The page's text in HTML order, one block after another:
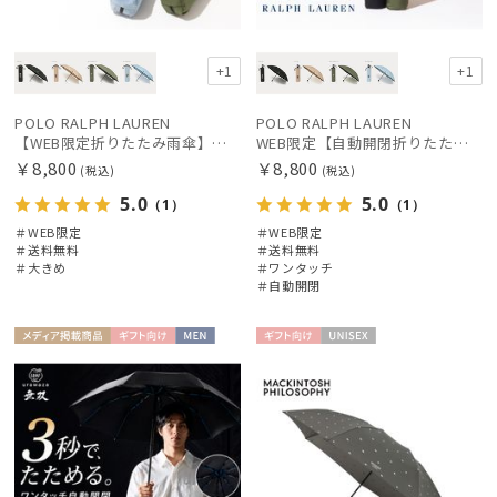
+1
POLO RALPH LAUREN
【WEB限定折りたたみ雨傘】ポロ ラルフ ローレン（POLO RALPH LAUREN）FLAG ベア 簡単開閉
￥8,800 (税込)
5.0 （1）
＃WEB限定
＃送料無料
＃大きめ
+1
POLO RALPH LAUREN
WEB限定【自動開閉折りたたみ傘】ポロ ラルフ ローレン（POLO RALPH LAUREN）FLAG ベア ワンタッチ開閉
￥8,800 (税込)
5.0 （1）
＃WEB限定
＃送料無料
＃ワンタッチ
＃自動開閉
載商品
向け
向け
X